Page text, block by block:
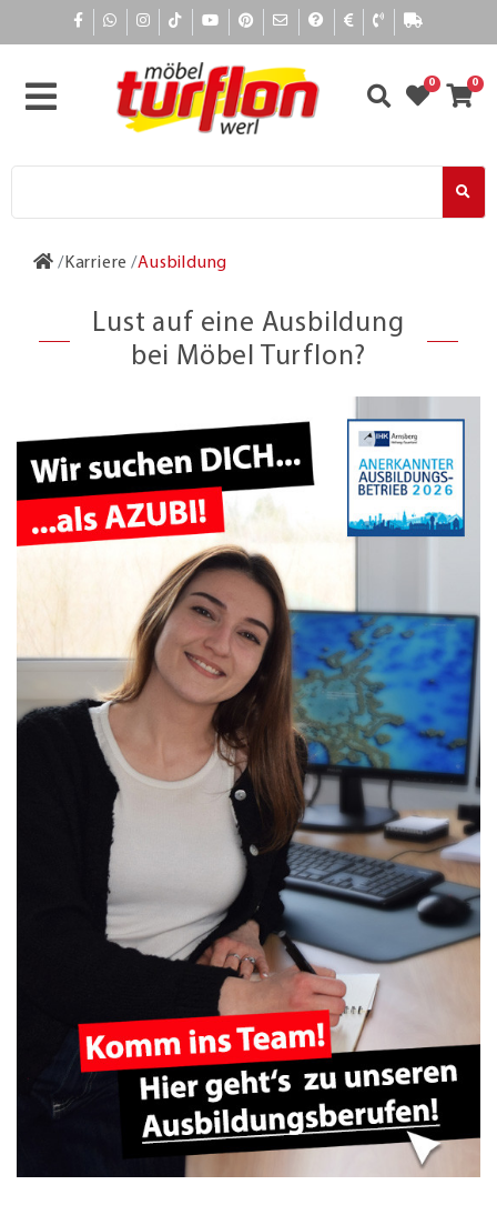
0 0
Karriere Ausbildung
Lust auf eine Ausbildung
bei Möbel Turflon?